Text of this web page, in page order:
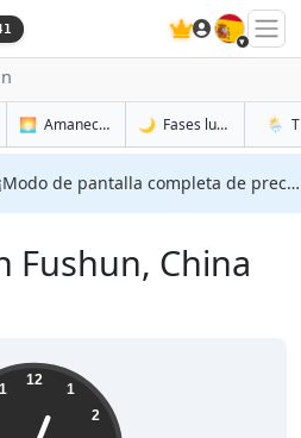
🇪🇸
en Fushun
🌅 Amanecer y atardecer mañana en
🌙 Fases lunares en🌦️
¡Modo de pantalla completa de precisión!
Fushun, China
12
1
2